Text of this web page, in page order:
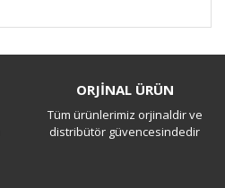
Yorum Yaz
ORJİNAL ÜRÜN
Tüm ürünlerimiz orjinaldir ve
distribütör güvencesindedir